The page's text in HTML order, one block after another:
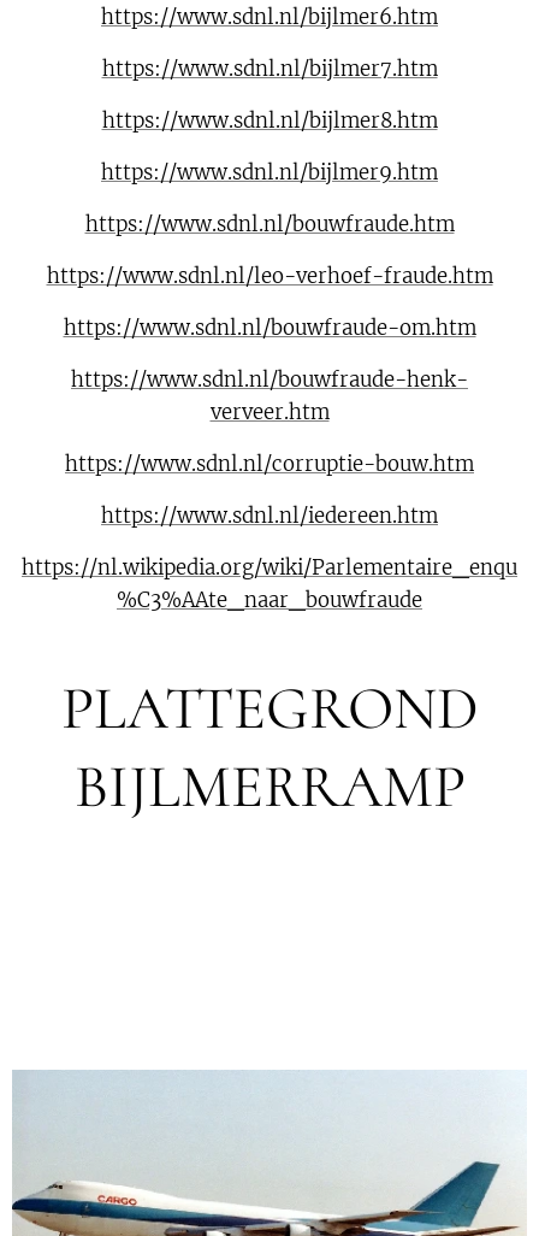
https://www.sdnl.nl/bijlmer6.htm
https://www.sdnl.nl/bijlmer7.htm
https://www.sdnl.nl/bijlmer8.htm
https://www.sdnl.nl/bijlmer9.htm
https://www.sdnl.nl/bouwfraude.htm
https://www.sdnl.nl/leo-verhoef-fraude.htm
https://www.sdnl.nl/bouwfraude-om.htm
https://www.sdnl.nl/bouwfraude-henk-
verveer.htm
https://www.sdnl.nl/corruptie-bouw.htm
https://www.sdnl.nl/iedereen.htm
https://nl.wikipedia.org/wiki/Parlementaire_enqu
%C3%AAte_naar_bouwfraude
PLATTEGROND
BIJLMERRAMP